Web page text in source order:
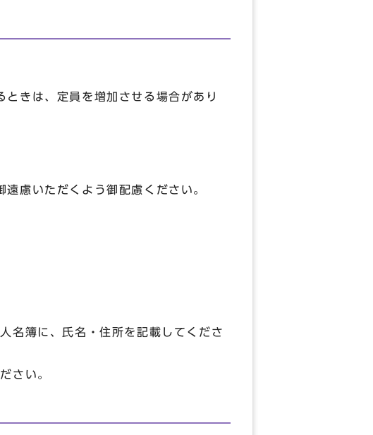
きは、定員を増加させる場合があり
慮いただくよう御配慮ください。
簿に、氏名・住所を記載してくださ
さい。